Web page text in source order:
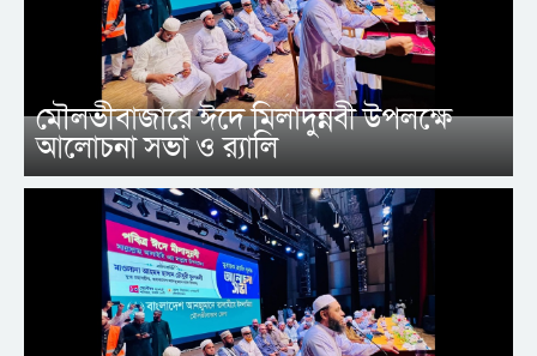
মৌলভীবাজারে ঈদে মিলাদুন্নবী উপলক্ষে
আলোচনা সভা ও র‍্যালি